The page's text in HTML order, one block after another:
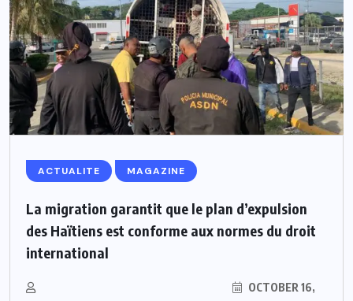
ACTUALITE MAGAZINE
La migration garantit que le plan d’expulsion
des Haïtiens est conforme aux normes du droit
international
OCTOBER 16,